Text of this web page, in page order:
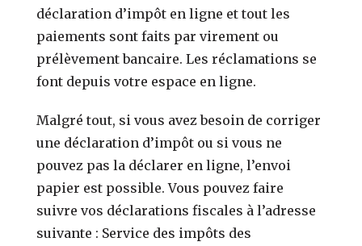
déclaration d’impôt en ligne et tout les
paiements sont faits par virement ou
prélèvement bancaire. Les réclamations se
font depuis votre espace en ligne.
Malgré tout, si vous avez besoin de corriger
une déclaration d’impôt ou si vous ne
pouvez pas la déclarer en ligne, l’envoi
papier est possible. Vous pouvez faire
suivre vos déclarations fiscales à l’adresse
suivante : Service des impôts des